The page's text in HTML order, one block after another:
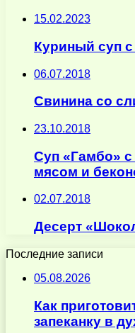
15.02.2023
Куриный суп
06.07.2018
Свинина со
23.10.2018
Суп «Гамбо»
мясом и
02.07.2018
Десерт
Последние записи
05.08.2026
Как
запеканку в